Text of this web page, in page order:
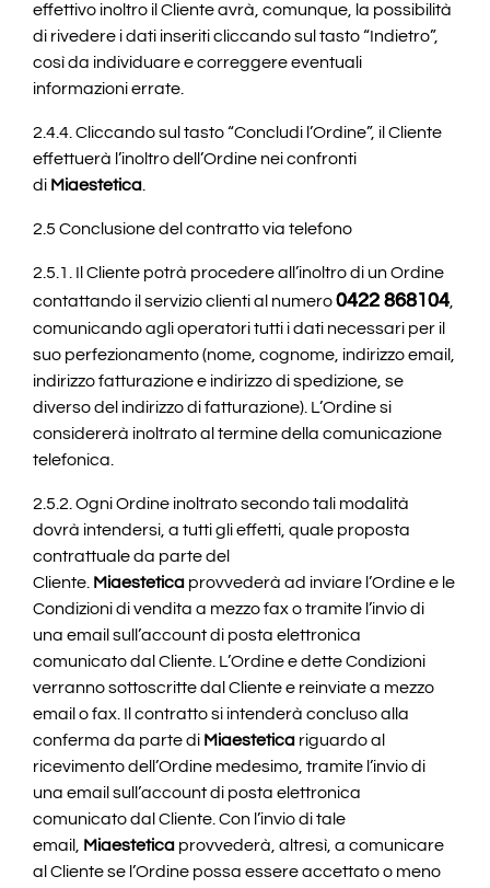
effettivo inoltro il Cliente avrà, comunque, la possibilità
di rivedere i dati inseriti cliccando sul tasto “Indietro”,
così da individuare e correggere eventuali
informazioni errate.
2.4.4. Cliccando sul tasto “Concludi l’Ordine”, il Cliente
effettuerà l’inoltro dell’Ordine nei confronti
di Miaestetica
2.5 Conclusione del contratto via telefono
2.5.1. Il Cliente potrà procedere all’inoltro di un Ordine
contattando il servizio clienti al numero0422 868104
comunicando agli operatori tutti i dati necessari per il
suo perfezionamento (nome, cognome, indirizzo email,
indirizzo fatturazione e indirizzo di spedizione, se
diverso del indirizzo di fatturazione). L’Ordine si
considererà inoltrato al termine della comunicazione
telefonica.
2.5.2. Ogni Ordine inoltrato secondo tali modalità
dovrà intendersi, a tutti gli effetti, quale proposta
contrattuale da parte del
Cliente. Miaestetica provvederà ad inviare l’Ordine e le
Condizioni di vendita a mezzo fax o tramite l’invio di
una email sull’account di posta elettronica
comunicato dal Cliente. L’Ordine e dette Condizioni
verranno sottoscritte dal Cliente e reinviate a mezzo
email o fax. Il contratto si intenderà concluso alla
conferma da parte di Miaestetica riguardo al
ricevimento dell’Ordine medesimo, tramite l’invio di
una email sull’account di posta elettronica
comunicato dal Cliente. Con l’invio di tale
email, Miaestetica provvederà, altresì, a comunicare
al Cliente se l’Ordine possa essere accettato o meno